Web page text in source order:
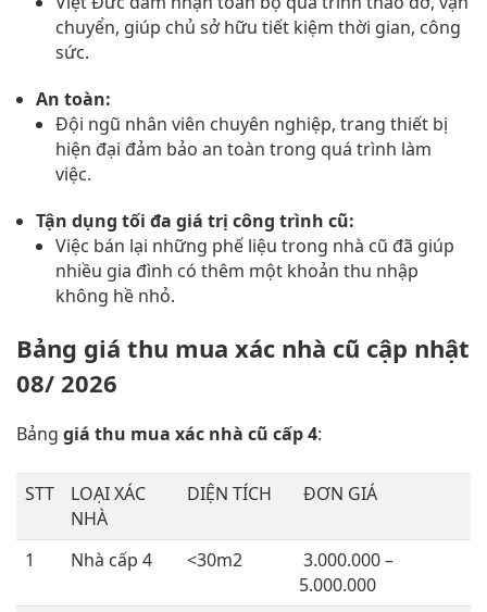
chuyển, giúp chủ sở hữu tiết kiệm thời gian, công
sức.
An toàn:
Đội ngũ nhân viên chuyên nghiệp, trang thiết bị
hiện đại đảm bảo an toàn trong quá trình làm
việc.
Tận dụng tối đa giá trị công trình cũ:
Việc bán lại những phế liệu trong nhà cũ đã giúp
nhiều gia đình có thêm một khoản thu nhập
không hề nhỏ.
Bảng giá thu mua xác nhà cũ cập nhật
08/ 2026
Bảng giá thu mua xác nhà cũ cấp 4:
STT
LOẠI XÁC
NHÀ
DIỆN TÍCH ĐƠN GIÁ
1 Nhà cấp 4 <30m2
3.000.000 –
5.000.000